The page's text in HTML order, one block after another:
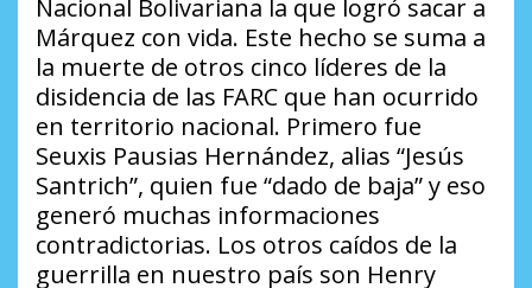
Nacional Bolivariana la que logró sacar a
Márquez con vida. Este hecho se suma a
la muerte de otros cinco líderes de la
disidencia de las FARC que han ocurrido
en territorio nacional. Primero fue
Seuxis Pausias Hernández, alias “Jesús
Santrich”, quien fue “dado de baja” y eso
generó muchas informaciones
contradictorias. Los otros caídos de la
guerrilla en nuestro país son Henry